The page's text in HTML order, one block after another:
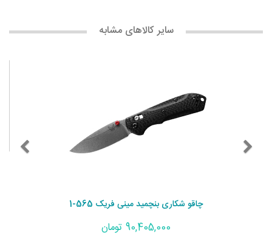
سایر کالاهای مشابه
چاقو شکاری بنچمید مینی فریک 565-1
90,405,000 تومان